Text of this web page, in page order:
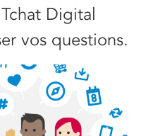
Digital
vos questions.